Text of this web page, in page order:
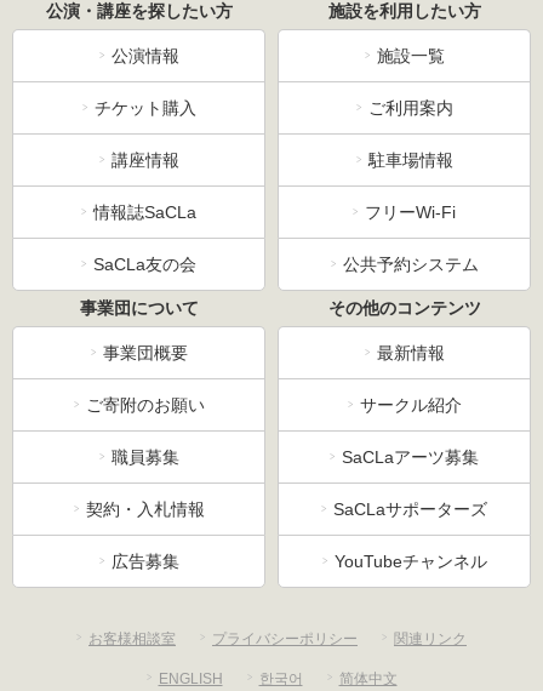
公演・講座を探したい方
公演情報
チケット購入
講座情報
情報誌SaCLa
SaCLa友の会
施設を利用したい方
施設一覧
ご利用案内
駐車場情報
フリーWi-Fi
公共予約システム
事業団について
事業団概要
ご寄附のお願い
職員募集
契約・入札情報
広告募集
その他のコンテンツ
最新情報
サークル紹介
SaCLaアーツ募集
SaCLaサポーターズ
YouTubeチャンネル
お客様相談室 プライバシーポリシー 関連リンク
ENGLISH 한국어 简体中文